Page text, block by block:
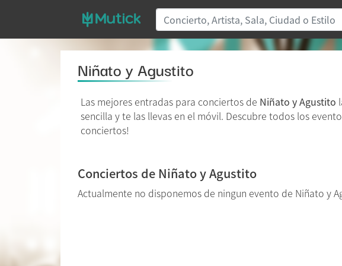
Niñato y Agustito
Las mejores entradas para conciertos de Niñato y Agustito
sencilla y te las llevas en el móvil. Descubre todos los
conciertos!
Conciertos de Niñato y Agustito
Actualmente no disponemos de ningun evento de Niñato y